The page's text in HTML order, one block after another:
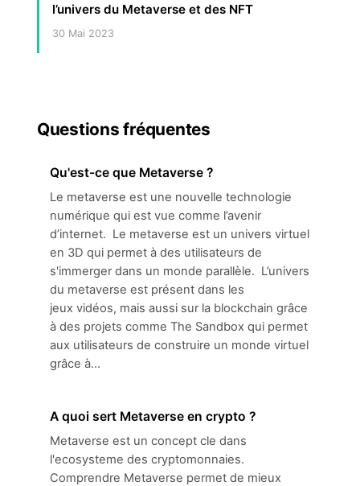
l’univers du Metaverse et des NFT
30 Mai 2023
Questions fréquentes
Qu'est-ce que Metaverse ?
Le metaverse est une nouvelle technologie
numérique qui est vue comme l’avenir
d’internet. Le metaverse est un univers virtuel
en 3D qui permet à des utilisateurs de
s'immerger dans un monde parallèle. L’univers
du metaverse est présent dans les
jeux vidéos, mais aussi sur la blockchain grâce
à des projets comme The Sandbox qui permet
aux utilisateurs de construire un monde virtuel
grâce à...
A quoi sert Metaverse en crypto ?
Metaverse est un concept cle dans
l'ecosysteme des cryptomonnaies.
Comprendre Metaverse permet de mieux